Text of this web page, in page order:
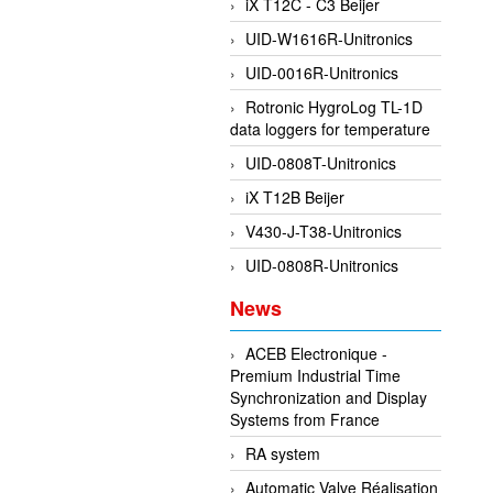
iX T12C - C3 Beijer
UID-W1616R-Unitronics
UID-0016R-Unitronics
Rotronic HygroLog TL-1D
data loggers for temperature
UID-0808T-Unitronics
iX T12B Beijer
V430-J-T38-Unitronics
UID-0808R-Unitronics
News
ACEB Electronique -
Premium Industrial Time
Synchronization and Display
Systems from France
RA system
Automatic Valve Réalisation